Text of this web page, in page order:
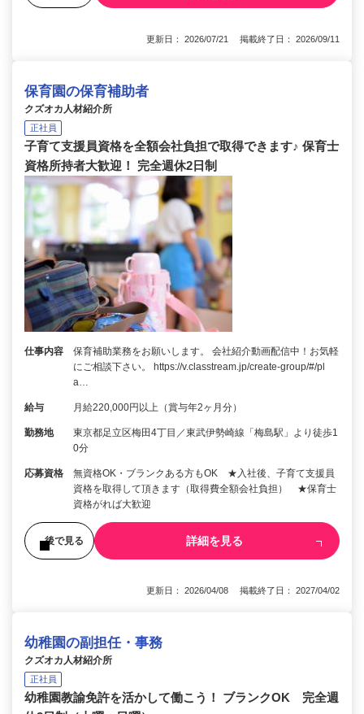
更新日： 2026/07/21 掲載終了日： 2026/09/11
保育園の保育補助者
クズオカ人材紹介所
正社員
子育て支援員資格を全額会社負担で取得できます♪ 保育士
資格所持者大歓迎！ 完全週休2日制
仕事内容
保育補助業務をお願いします。 会社紹介動画配信中！お気軽
にご相談下さい。 https://v.classtream.jp/create-group/#/pl
a…
給与 月給220,000円以上（賞与年2ヶ月分）
勤務地
東京都足立区梅田4丁目／東武伊勢崎線「梅島駅」より徒歩1
0分
応募資格
無資格OK・ブランクある方もOK ★入社後、子育て支援員
資格を取得して頂きます（取得費全額会社負担） ★保育士
資格がれば大歓迎
後で見る 詳細を見る
更新日： 2026/04/08 掲載終了日： 2027/04/02
幼稚園の副担任・事務
クズオカ人材紹介所
正社員
幼稚園教諭免許を活かして働こう！ ブランクOK 完全週